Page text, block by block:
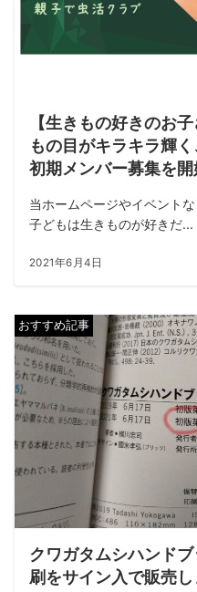
【生きもの好きのお
もの目がキラキラ輝
初期メンバー募集を開
当ホームページやイベント
子どもは生きものが好きだ...
2021年6月4日
おすすめ記事
クワガタムシハンド
刷をサイン入で販売し